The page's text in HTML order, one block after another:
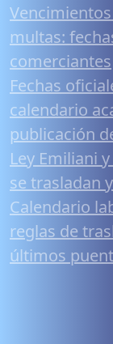
multas:
comerciantes
Fechas
calendario
publicación
Ley Emiliani
se trasladan
Calendario
reglas de
últimos